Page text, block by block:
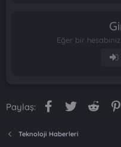
Eğer bir
Paylaş: Facebook
Twitter Reddit
Teknoloji Haberleri